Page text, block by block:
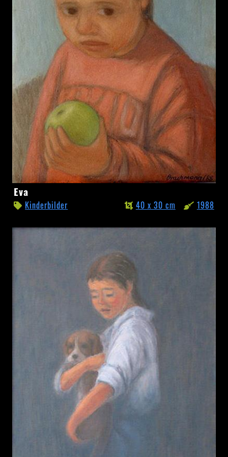
Eva
Eva
Kinderbilder 1988
40 x 30 cm